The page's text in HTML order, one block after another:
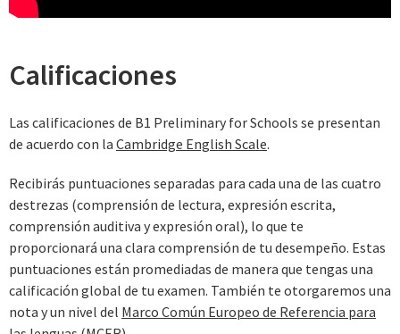
Calificaciones
Las calificaciones de B1 Preliminary for Schools se presentan
de acuerdo con la Cambridge English Scale.
Recibirás puntuaciones separadas para cada una de las cuatro
destrezas (comprensión de lectura, expresión escrita,
comprensión auditiva y expresión oral), lo que te
proporcionará una clara comprensión de tu desempeño. Estas
puntuaciones están promediadas de manera que tengas una
calificación global de tu examen. También te otorgaremos una
nota y un nivel del Marco Común Europeo de Referencia para